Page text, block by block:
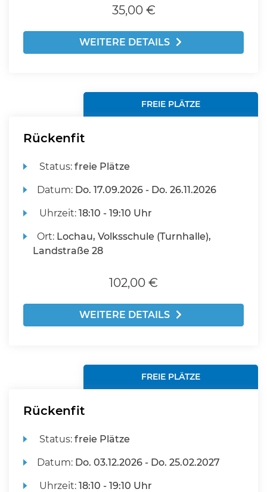
35,00 €
WEITERE DETAILS
FREIE PLÄTZE
Rückenfit
Status:freie Plätze
Datum: Do. 17.09.2026 - Do. 26.11.2026
Uhrzeit:18:10 - 19:10 Uhr
Ort: Lochau, Volksschule (Turnhalle),
Landstraße 28
102,00 €
WEITERE DETAILS
FREIE PLÄTZE
Rückenfit
Status:freie Plätze
Datum: Do. 03.12.2026 - Do. 25.02.2027
Uhrzeit:18:10 - 19:10 Uhr